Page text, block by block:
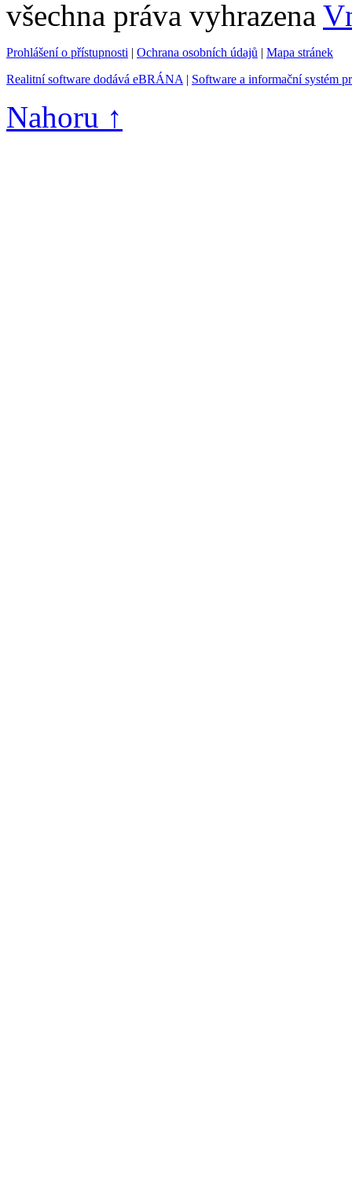
všechna práva vyhrazena
Prohlášení o přístupnosti | Ochrana osobních údajů | Mapa stránek
Realitní software dodává eBRÁNA | Software a informační systém
Nahoru ↑